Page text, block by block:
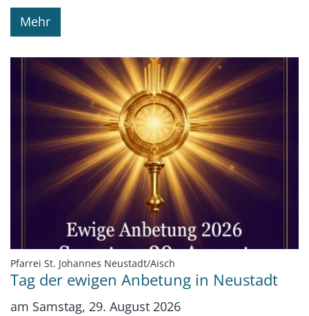
Mehr
Pfarrei St. Johannes Neustadt/Aisch
Tag der ewigen Anbetung in Neustadt
am Samstag, 29. August 2026